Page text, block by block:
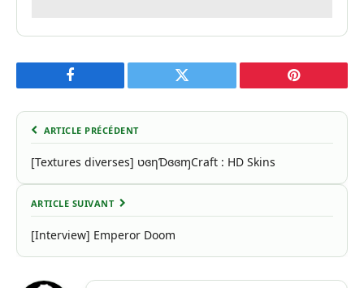
Facebook Twitter Pinterest
ARTICLE PRÉCÉDENT
[Textures diverses] טɞηƊɞɞɱCraft : HD Skins
ARTICLE SUIVANT
[Interview] Emperor Doom